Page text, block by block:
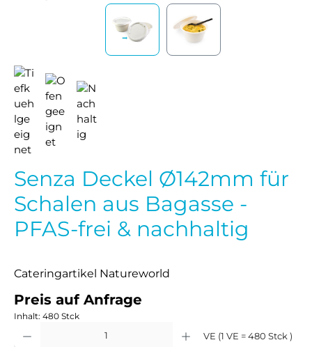
Senza Deckel Ø142mm für
Schalen aus Bagasse -
PFAS-frei & nachhaltig
Cateringartikel Natureworld
Preis auf Anfrage
Inhalt: 480 Stck
VE (1 VE = 480 Stck )